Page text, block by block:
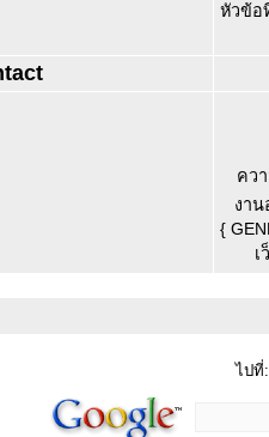
หัวข้อ
คว
งาน
{
เ
ไปที่: